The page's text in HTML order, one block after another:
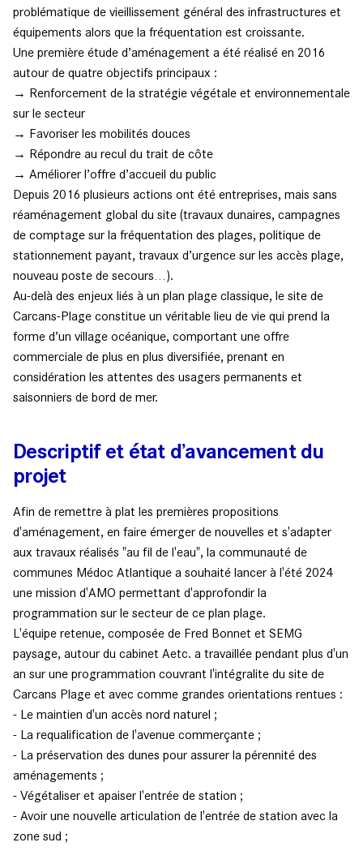
problématique de vieillissement général des infrastructures et
équipements alors que la fréquentation est croissante.
Une première étude d’aménagement a été réalisé en 2016
autour de quatre objectifs principaux :
→ Renforcement de la stratégie végétale et environnementale
sur le secteur
→ Favoriser les mobilités douces
→ Répondre au recul du trait de côte
→ Améliorer l’offre d’accueil du public
Depuis 2016 plusieurs actions ont été entreprises, mais sans
réaménagement global du site (travaux dunaires, campagnes
de comptage sur la fréquentation des plages, politique de
stationnement payant, travaux d’urgence sur les accès plage,
nouveau poste de secours…).
Au-delà des enjeux liés à un plan plage classique, le site de
Carcans-Plage constitue un véritable lieu de vie qui prend la
forme d’un village océanique, comportant une offre
commerciale de plus en plus diversifiée, prenant en
considération les attentes des usagers permanents et
saisonniers de bord de mer.
Descriptif et état d’avancement du
projet
Afin de remettre à plat les premières propositions
d'aménagement, en faire émerger de nouvelles et s'adapter
aux travaux réalisés "au fil de l'eau", la communauté de
communes Médoc Atlantique a souhaité lancer à l'été 2024
une mission d'AMO permettant d'approfondir la
programmation sur le secteur de ce plan plage.
L'équipe retenue, composée de Fred Bonnet et SEMG
paysage, autour du cabinet Aetc. a travaillée pendant plus d'un
an sur une programmation couvrant l'intégralite du site de
Carcans Plage et avec comme grandes orientations rentues :
- Le maintien d'un accès nord naturel ;
- La requalification de l'avenue commerçante ;
- La préservation des dunes pour assurer la pérennité des
aménagements ;
- Végétaliser et apaiser l'entrée de station ;
- Avoir une nouvelle articulation de l'entrée de station avec la
zone sud ;